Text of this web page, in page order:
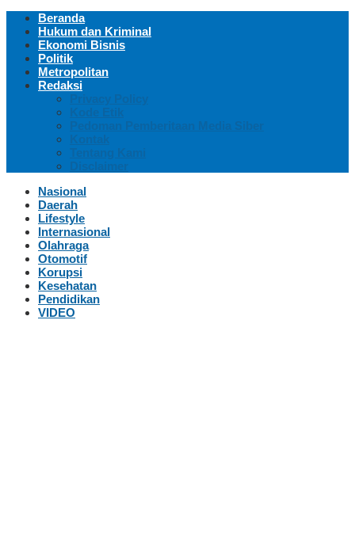
Beranda
Hukum dan Kriminal
Ekonomi Bisnis
Politik
Metropolitan
Redaksi
Privacy Policy
Kode Etik
Pedoman Pemberitaan Media Siber
Kontak
Tentang Kami
Disclaimer
Nasional
Daerah
Lifestyle
Internasional
Olahraga
Otomotif
Korupsi
Kesehatan
Pendidikan
VIDEO